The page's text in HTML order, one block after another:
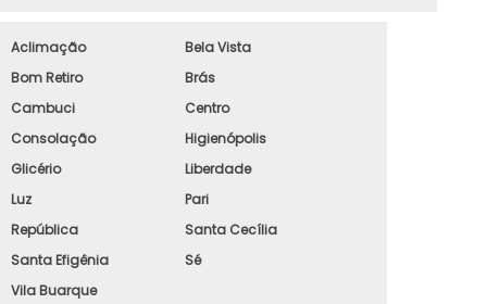
Aclimação
Bela Vista
Bom Retiro
Brás
Cambuci
Centro
Consolação
Higienópolis
Glicério
Liberdade
Luz
Pari
República
Santa Cecília
Santa Efigênia
Sé
Vila Buarque